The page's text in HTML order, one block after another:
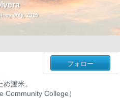
July, 2015
フォロー
渡米。
Community College）